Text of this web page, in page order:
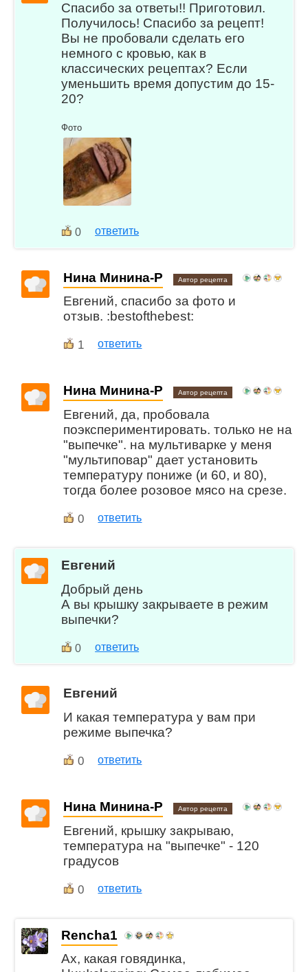
Спасибо за ответы!! Приготовил.
Получилось! Спасибо за рецепт!
Вы не пробовали сделать его
немного с кровью, как в
классических рецептах? Если
уменьшить время допустим до 15-
20?
Фото
0 ответить
Нина Минина-Р Автор рецепта
Евгений, спасибо за фото и
отзыв. :bestofthebest:
1 ответить
Нина Минина-Р Автор рецепта
Евгений, да, пробовала
поэкспериментировать. только не на
"выпечке". на мультиварке у меня
"мультиповар" дает установить
температуру пониже (и 60, и 80),
тогда более розовое мясо на срезе.
0 ответить
Евгений
Добрый день
А вы крышку закрываете в режим
выпечки?
0 ответить
Евгений
И какая температура у вам при
режиме выпечка?
0 ответить
Нина Минина-Р Автор рецепта
Евгений, крышку закрываю,
температура на "выпечке" - 120
градусов
0 ответить
Rencha1
Ах, какая говядинка,